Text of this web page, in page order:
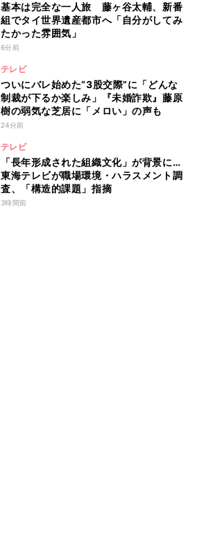
基本は完全な一人旅 藤ヶ谷太輔、新番
組でタイ世界遺産都市へ「自分がしてみ
たかった雰囲気」
6分前
テレビ
ついにバレ始めた“3股交際”に「どんな
制裁が下るか楽しみ」『未婚詐欺』藤原
樹の弱気な芝居に「メロい」の声も
24分前
テレビ
「長年形成された組織文化」が背景に…
東海テレビが職場環境・ハラスメント調
査、「構造的課題」指摘
3時間前